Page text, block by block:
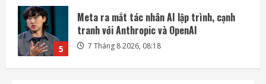
1
SoftBank không chỉ đầu tư vào AI mà còn
lãi lớn nhờ mua cổ phần Intel
7 Tháng 8 2026, 22:27